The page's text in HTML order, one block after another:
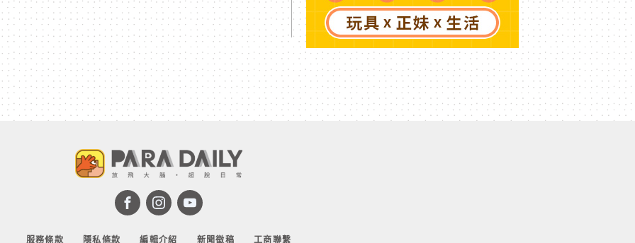
服務條款 隱私條款 編輯介紹 新聞徵稿 工商聯繫